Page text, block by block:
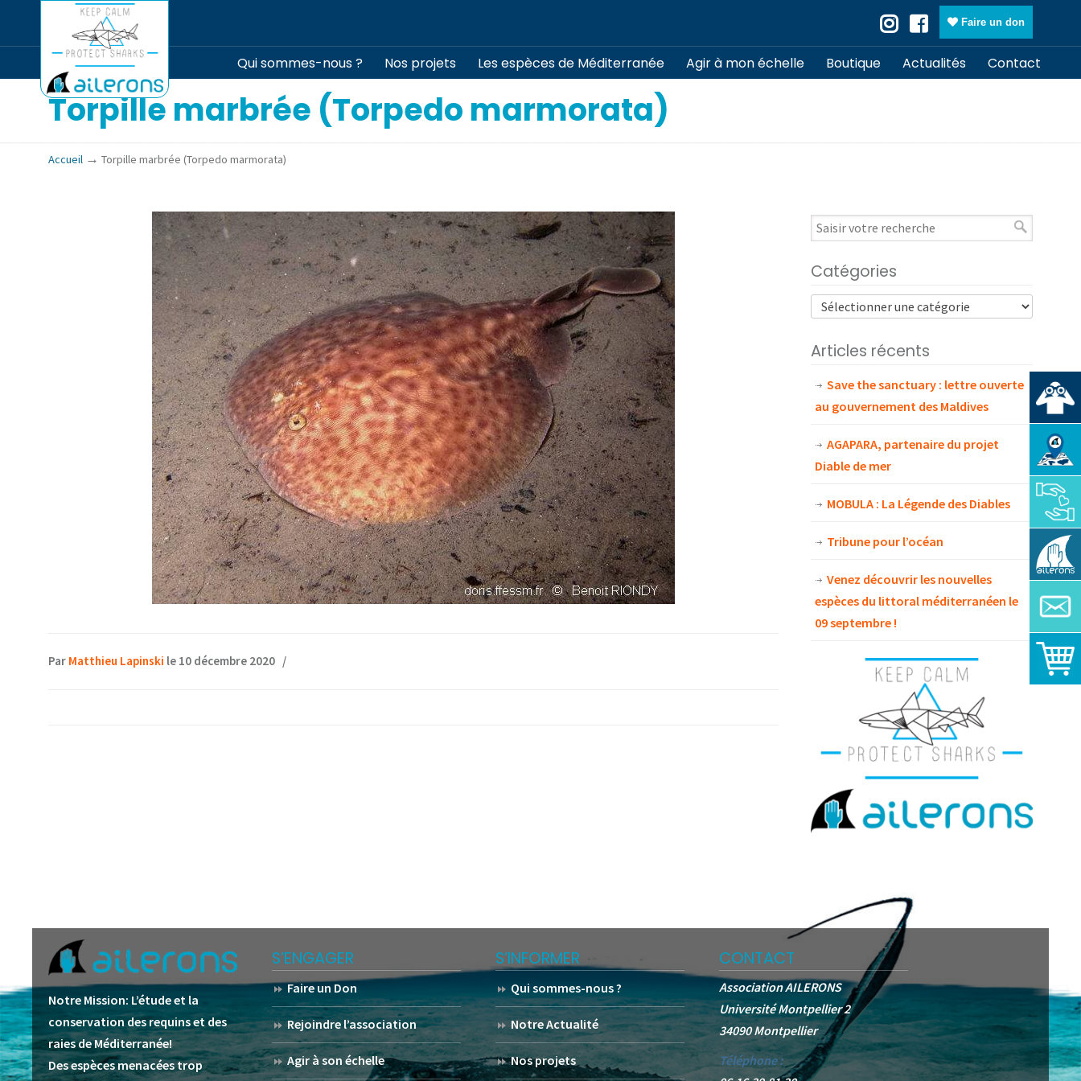
Faire un don
Qui sommes-nous ? Nos projets Les espèces de Méditerranée Agir à mon échelle Boutique Actualités Contact
Torpille marbrée (Torpedo marmorata)
Accueil →Torpille marbrée (Torpedo marmorata)
Par Matthieu Lapinski le 10 décembre 2020 /
Catégories
Articles récents
Save the sanctuary : lettre ouverte
au gouvernement des Maldives
AGAPARA, partenaire du projet
Diable de mer
MOBULA : La Légende des Diables
Tribune pour l’océan
Venez découvrir les nouvelles
espèces du littoral méditerranéen le
09 septembre !
Notre Mission: L’étude et la
conservation des requins et des
raies de Méditerranée!
Des espèces menacées trop
S’ENGAGER
Faire un Don
Rejoindre l’association
Agir à son échelle
S’INFORMER
Qui sommes-nous ?
Notre Actualité
Nos projets
CONTACT
Association AILERONS
Université Montpellier 2
34090 Montpellier
Téléphone :